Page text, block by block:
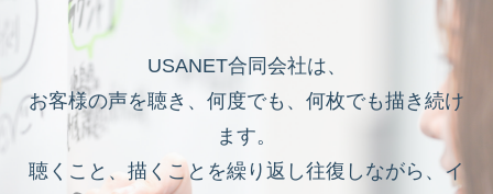
USANET合同会社は、
お客様の声を聴き、何度でも、何枚でも描き続け
ます。
聴くこと、描くことを繰り返し往復しながら、イ